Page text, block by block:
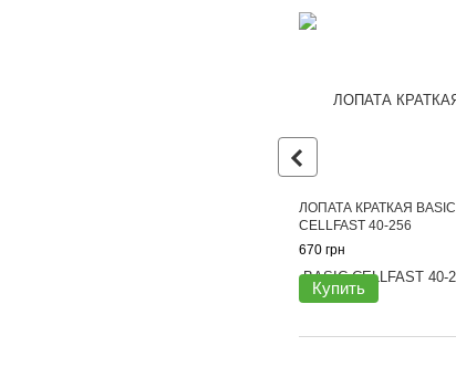
ЛОПАТА КРАТКАЯ BASIC
CELLFAST 40-256
670 грн
Купить